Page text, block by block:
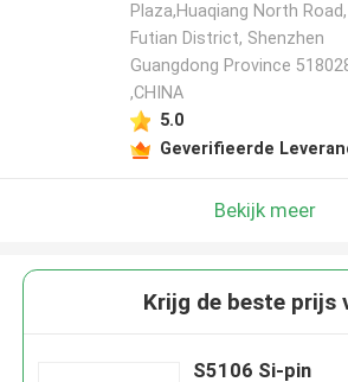
Plaza,Huaqiang North Road,
Futian District, Shenzhen
Guangdong Province
,CHINA
5.0
Geverifieerde
Bekijk meer
Krijg de beste prijs
S5106 Si-pin